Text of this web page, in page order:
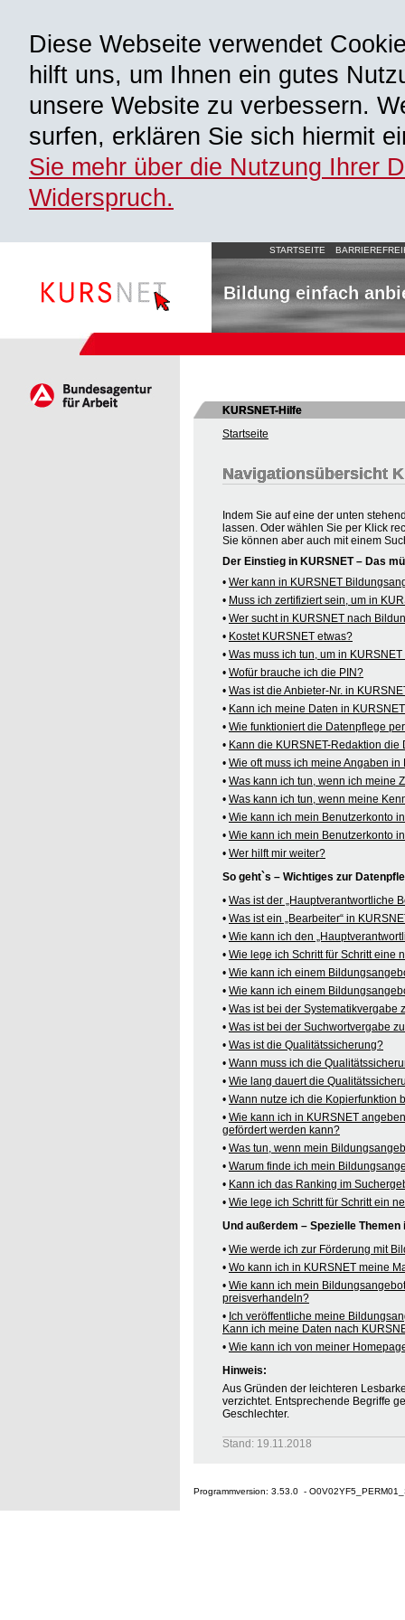
Diese Webseite verwendet
hilft uns, um Ihnen ein gutes
unsere Website zu verbessern.
surfen, erklären Sie sich hiermit
Sie mehr über die Nutzung Ihrer
Widerspruch.
STARTSEITE
Bildung einfach
KURSNET-Hilfe
Startseite
Navigationsübersicht
Indem Sie auf eine der unten
lassen. Oder wählen Sie per Klick
Sie können aber auch mit einem
Der Einstieg in KURSNET – Das
• Wer kann in KURSNET
• Muss ich zertifiziert sein, um in
• Wer sucht in KURSNET nach
• Kostet KURSNET etwas?
• Was muss ich tun, um in
• Wofür brauche ich die PIN?
• Was ist die Anbieter-Nr. in
• Kann ich meine Daten in
• Wie funktioniert die Datenpflege
• Kann die KURSNET-Redaktion
• Wie oft muss ich meine Angaben
• Was kann ich tun, wenn ich meine
• Was kann ich tun, wenn meine
• Wie kann ich mein Benutzerkonto
• Wie kann ich mein Benutzerkonto
• Wer hilft mir weiter?
So geht`s – Wichtiges zur
• Was ist der „Hauptverantwortliche
• Was ist ein „Bearbeiter“ in
• Wie kann ich den
• Wie lege ich Schritt für Schritt eine
• Wie kann ich einem
• Wie kann ich einem
• Was ist bei der Systematikvergabe
• Was ist bei der Suchwortvergabe
• Was ist die Qualitätssicherung?
• Wann muss ich die
• Wie lang dauert die
• Wann nutze ich die Kopierfunktion
• Wie kann ich in KURSNET
gefördert werden kann?
• Was tun, wenn mein
• Warum finde ich mein
• Kann ich das Ranking im
• Wie lege ich Schritt für Schritt ein
Und außerdem – Spezielle Themen
• Wie werde ich zur Förderung mit
• Wo kann ich in KURSNET meine
• Wie kann ich mein
preisverhandeln?
• Ich veröffentliche meine
Kann ich meine Daten nach
• Wie kann ich von meiner
Hinweis:
Aus Gründen der leichteren
verzichtet. Entsprechende Begriffe
Geschlechter.
Stand: 19.11.2018
Programmversion: 3.53.0 -